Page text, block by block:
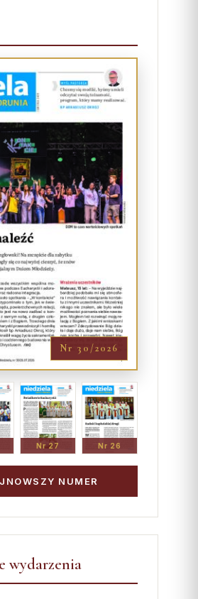
Nr 30/2026
Nr 27 Nr 26
NUMER
wydarzenia